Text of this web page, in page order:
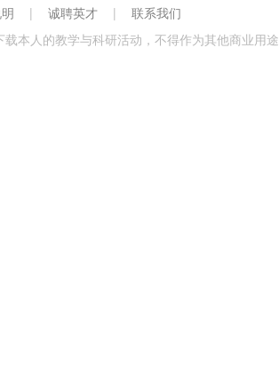
| 诚聘英才 |
联系我们
本人的教学与科研活动，不得作为其他商业用